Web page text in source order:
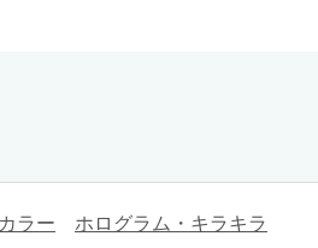
ラー ホログラム・キラキラ